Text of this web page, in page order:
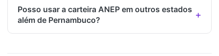
Posso usar a carteira ANEP em outros estados
além de Pernambuco?